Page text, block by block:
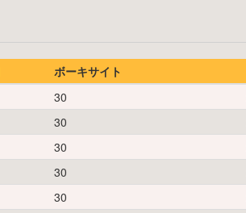
ボーキサイト
30
30
30
30
30